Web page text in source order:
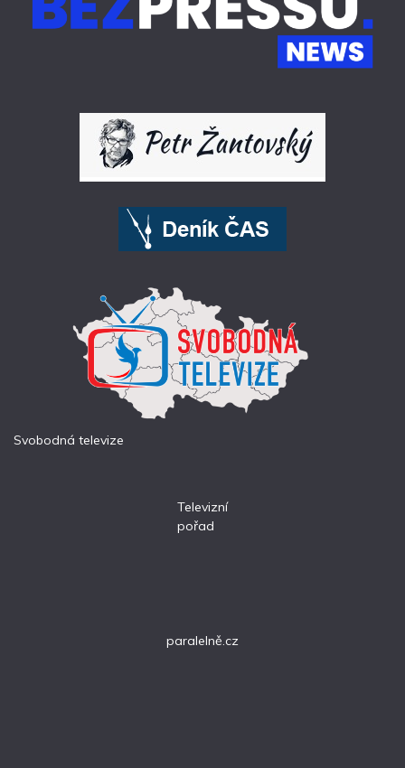
Svobodná televize
Televizní
pořad
paralelně.cz